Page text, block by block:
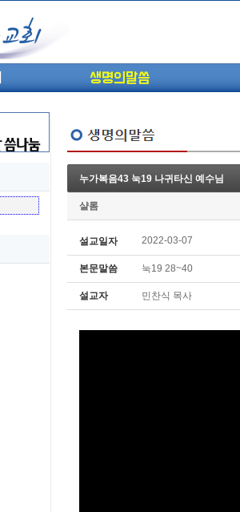
생명의말씀
05-26 (고린도전서12) 고전7:23-40 ...
05-20 (고린도전서10) 고전6:1~11 ...
05-20 (고린도전서9) 고전5:1-13 ...
05-18 (고린도전서7) 고전4:1-8 판...
누가복음43 눅19 나귀타신 예수님
샬롬
설교일자 2022-03-07
본문말씀 눅19 28~40
설교자 민찬식 목사